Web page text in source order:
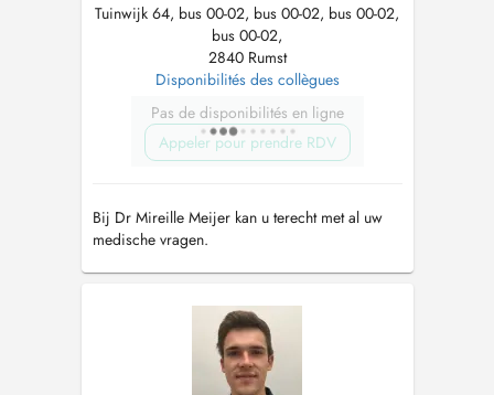
Tuinwijk 64, bus 00-02, bus 00-02, bus 00-02,
bus 00-02,
2840 Rumst
Disponibilités des collègues
Pas de disponibilités en ligne
Appeler pour prendre RDV
Bij Dr Mireille Meijer kan u terecht met al uw
medische vragen.